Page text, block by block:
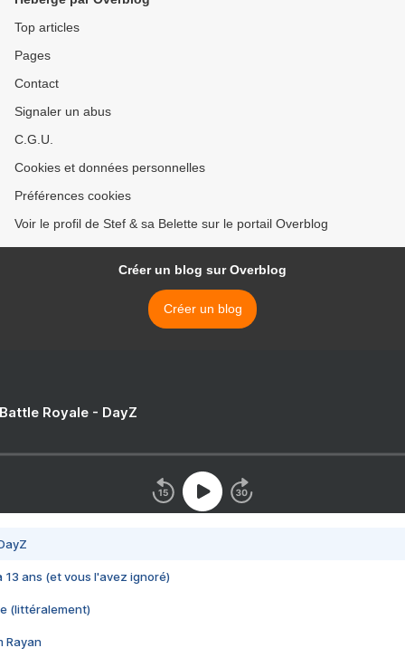
Top articles
Pages
Contact
Signaler un abus
C.G.U.
Cookies et données personnelles
Préférences cookies
Voir le profil de Stef & sa Belette sur le portail Overblog
Créer un blog sur Overblog
Créer un blog
Royale - DayZ
13 ans (et vous l'avez ignoré)
(littéralement)
Rayan